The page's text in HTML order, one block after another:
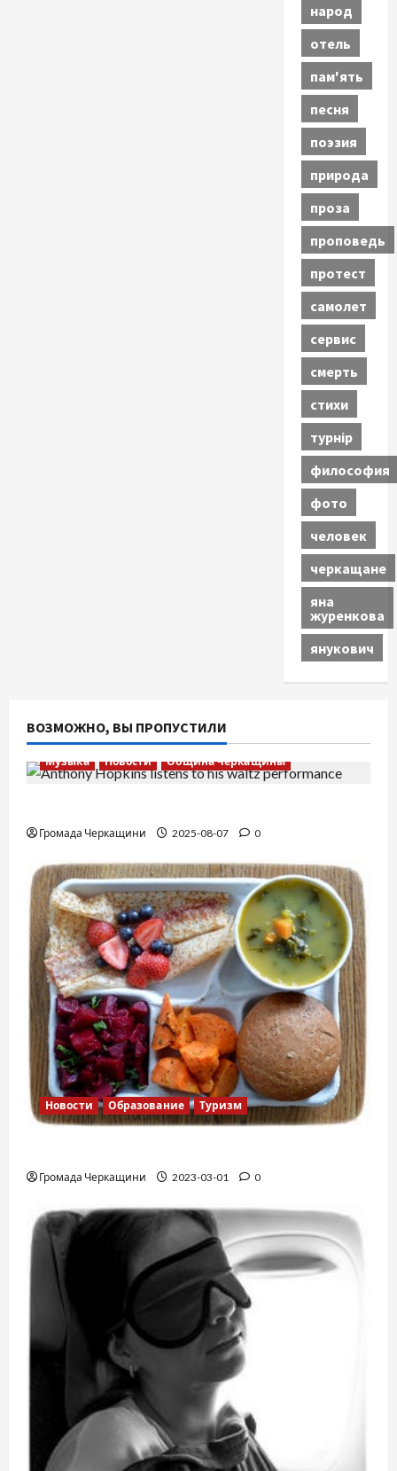
народ
отель
пам'ять
песня
поэзия
природа
проза
проповедь
протест
самолет
сервис
смерть
стихи
турнір
философия
фото
человек
черкащане
яна
журенкова
янукович
ВОЗМОЖНО, ВЫ ПРОПУСТИЛИ
Музыка Новости Община Черкащины
Громада Черкащини 2025-08-07 0
Новости Образование Туризм
Громада Черкащини 2023-03-01 0